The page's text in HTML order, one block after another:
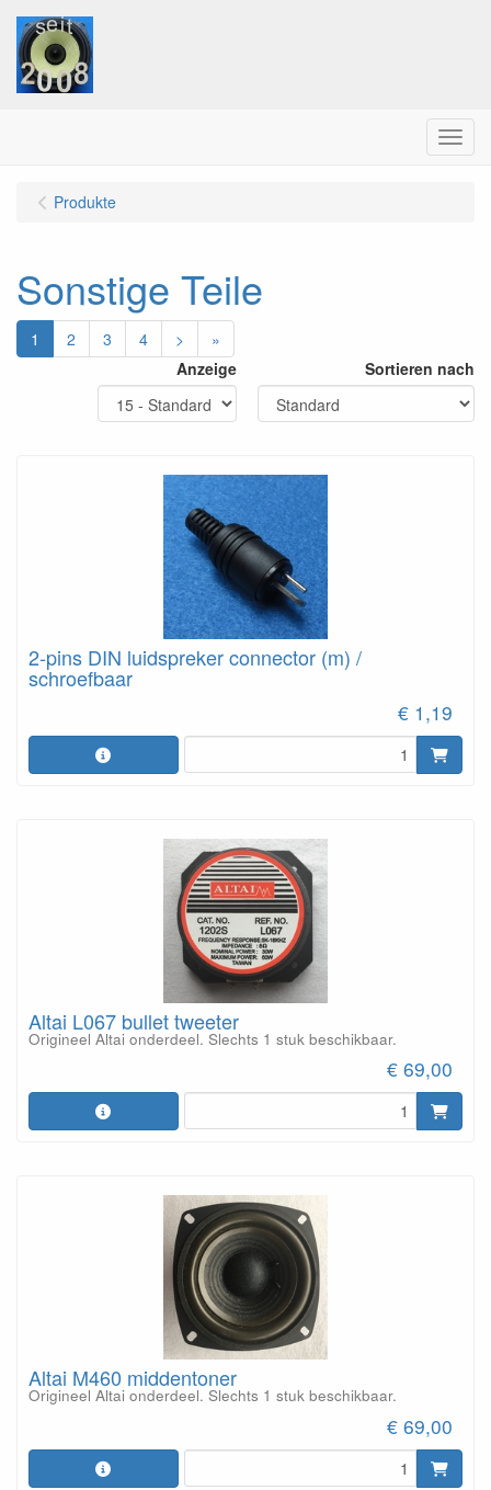
Menu
Produkte
Sonstige Teile
1 2 3 4 >
»
Anzeige
Sortieren nach
2-pins DIN luidspreker connector (m) /
schroefbaar
€ 1,19
Altai L067 bullet tweeter
Origineel Altai onderdeel. Slechts 1 stuk beschikbaar.
€ 69,00
Altai M460 middentoner
Origineel Altai onderdeel. Slechts 1 stuk beschikbaar.
€ 69,00